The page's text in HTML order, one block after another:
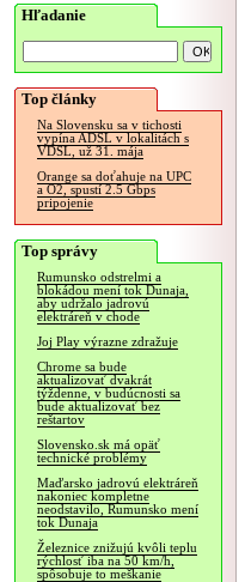
Hľadanie
Top články
Na Slovensku sa v tichosti
vypína ADSL v lokalitách s
VDSL, už 31. mája
Orange sa doťahuje na UPC
a O2, spustí 2.5 Gbps
pripojenie
Top správy
Rumunsko odstrelmi a
blokádou mení tok Dunaja,
aby udržalo jadrovú
elektráreň v chode
Joj Play výrazne zdražuje
Chrome sa bude
aktualizovať dvakrát
týždenne, v budúcnosti sa
bude aktualizovať bez
reštartov
Slovensko.sk má opäť
technické problémy
Maďarsko jadrovú elektráreň
nakoniec kompletne
neodstavilo, Rumunsko mení
tok Dunaja
Železnice znižujú kvôli teplu
rýchlosť iba na 50 km/h,
spôsobuje to meškanie